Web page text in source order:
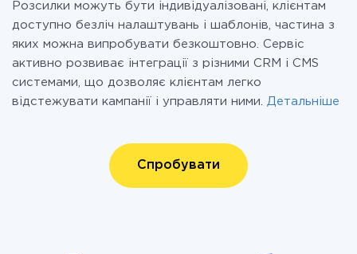
Розсилки можуть бути індивідуалізовані, клієнтам
доступно безліч налаштувань і шаблонів, частина з
яких можна випробувати безкоштовно. Сервіс
активно розвиває інтеграції з різними CRM і CMS
системами, що дозволяє клієнтам легко
відстежувати кампанії і управляти ними. Детальніше
Спробувати